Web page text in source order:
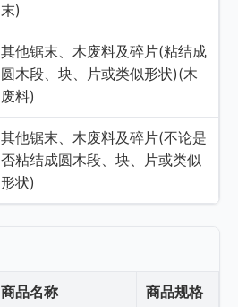
末)
其他锯末、木废料及碎片(粘结成
圆木段、块、片或类似形状)(木
废料)
其他锯末、木废料及碎片(不论是
否粘结成圆木段、块、片或类似
形状)
商品名称 商品规格